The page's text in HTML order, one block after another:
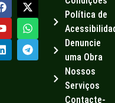
Política de
Denuncie
uma Obra
Nossos
Serviços
Contacte-